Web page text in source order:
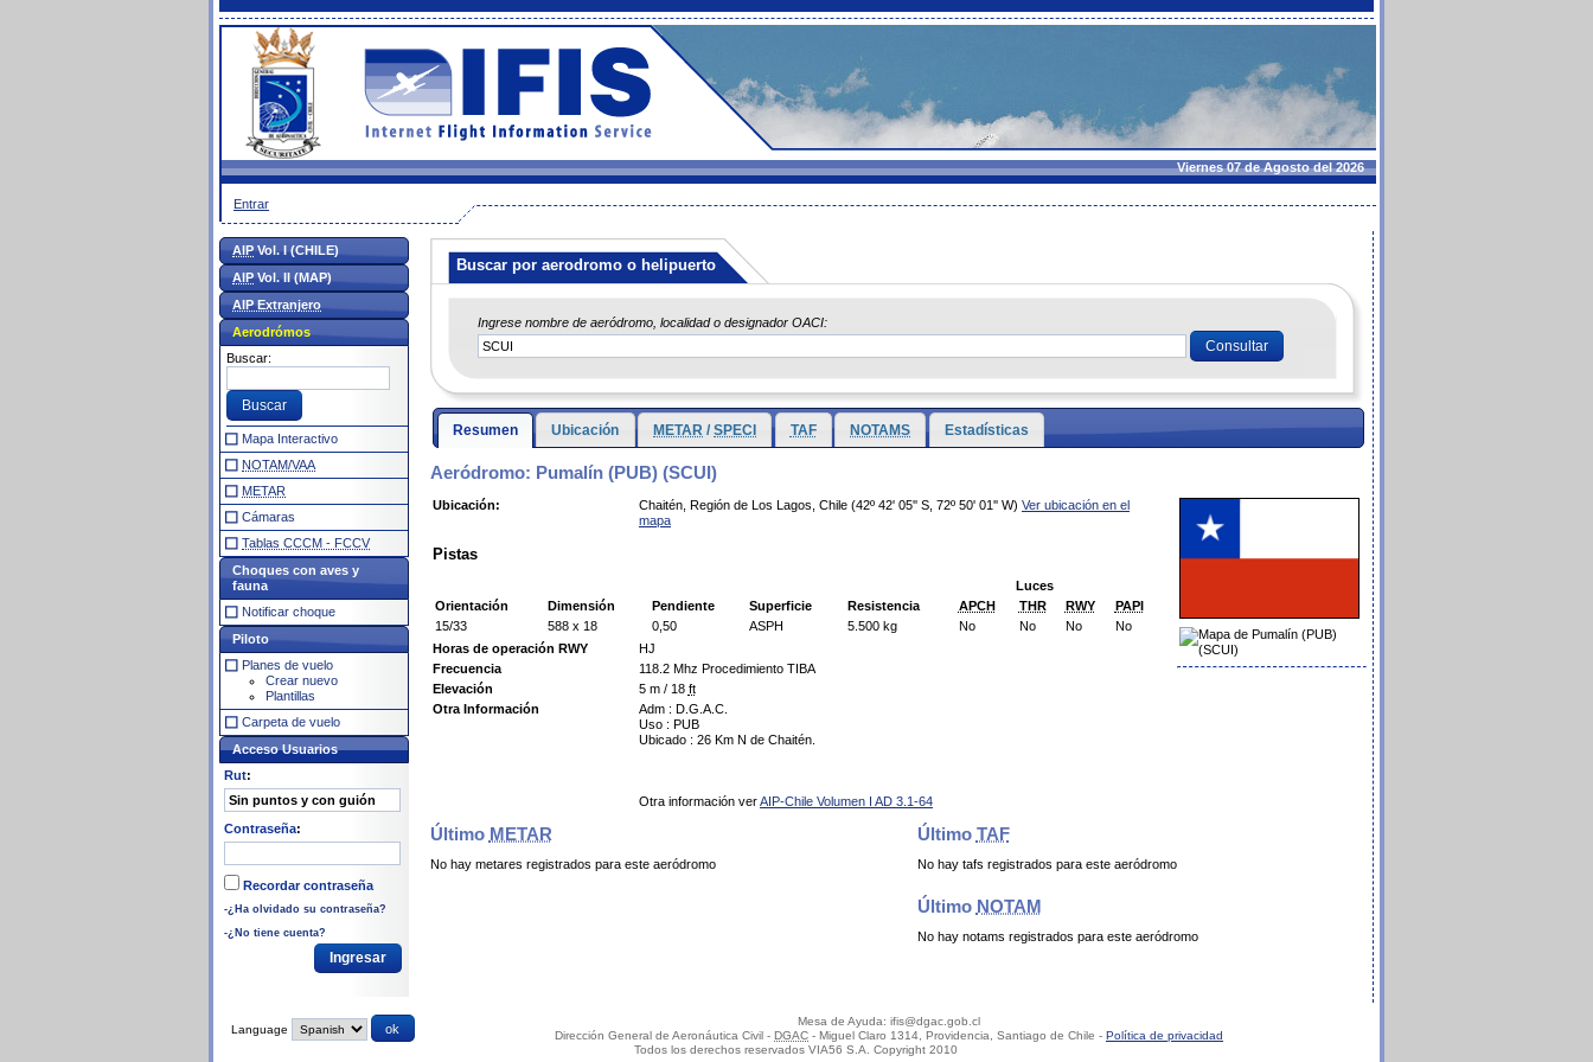
Viernes 07 de Agosto del 2026
Entrar
Buscar por aerodromo o helipuerto
Ingrese nombre de aeródromo, localidad o designador OACI:
Resumen Ubicación METAR /SPECI TAF NOTAMS Estadísticas
Aeródromo: Pumalín (PUB) (SCUI)
Ubicación: Chaitén, Región de Los Lagos, Chile (42º 42' 05'' S, 72º 50' 01'' W) Ver ubicación en el
mapa
Pistas
Luces
Orientación
Dimensión Pendiente Superficie Resistencia APCH THR RWY
PAPI
15/33
588 x 18 0,50 ASPH 5.500 kg No No No
No
Horas de operación RWY
HJ
Frecuencia
118.2 Mhz Procedimiento TIBA
Elevación
5 m / 18 ft
Otra Información
Adm : D.G.A.C.
Uso : PUB
Ubicado : 26 Km N de Chaitén.
Otra información verAIP-Chile Volumen I AD 3.1-64
Último METAR
No hay metares registrados para este aeródromo
Último TAF
No hay tafs registrados para este aeródromo
Último NOTAM
No hay notams registrados para este aeródromo
AIPVol. I (CHILE)
AIPVol. II (MAP)
AIP Extranjero
Aerodrómos
Buscar:
Mapa Interactivo
NOTAM/VAA
METAR
Cámaras
Tablas CCCM - FCCV
Choques con aves y
fauna
Notificar choque
Piloto
Planes de vuelo
Crear nuevo
Plantillas
Carpeta de vuelo
Acceso Usuarios
Rut:
Contraseña:
Recordar contraseña
-¿Ha olvidado su contraseña?
-¿No tiene cuenta?
Language
Mesa de Ayuda: ifis@dgac.gob.cl
Dirección General de Aeronáutica Civil - DGAC - Miguel Claro 1314, Providencia, Santiago de Chile - Política de privacidad
Todos los derechos reservados VIA56 S.A. Copyright 2010